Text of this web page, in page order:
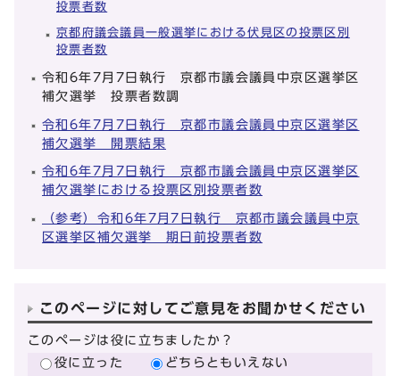
投票者数
京都府議会議員一般選挙における伏見区の投票区別
投票者数
令和6年7月7日執行 京都市議会議員中京区選挙区
補欠選挙 投票者数調
令和6年7月7日執行 京都市議会議員中京区選挙区
補欠選挙 開票結果
令和6年7月7日執行 京都市議会議員中京区選挙区
補欠選挙における投票区別投票者数
（参考）令和6年7月7日執行 京都市議会議員中京
区選挙区補欠選挙 期日前投票者数
このページに対してご意見をお聞かせください
このページは役に立ちましたか？
役に立った
どちらともいえない